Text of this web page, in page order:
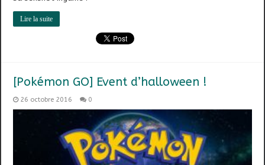
Lire la suite
[Pokémon GO] Event d’halloween !
26 octobre 2016 0